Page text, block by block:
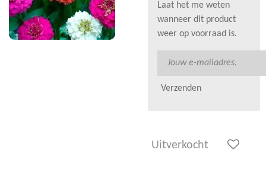
Laat het me weten
wanneer dit product
weer op voorraad is.
Verzenden
Uitverkocht